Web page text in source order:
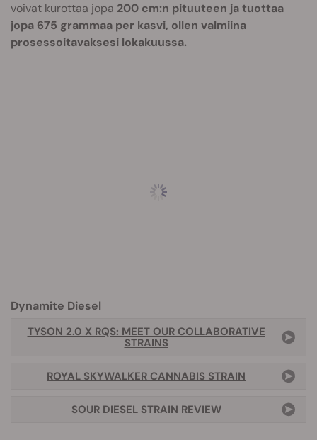
voivat kurottaa jopa 200 cm:n pituuteen ja tuottaa
jopa 675 grammaa per kasvi, ollen valmiina
prosessoitavaksesi lokakuussa.
Dynamite Diesel
TYSON 2.0 X RQS: MEET OUR COLLABORATIVE
STRAINS
ROYAL SKYWALKER CANNABIS STRAIN
SOUR DIESEL STRAIN REVIEW